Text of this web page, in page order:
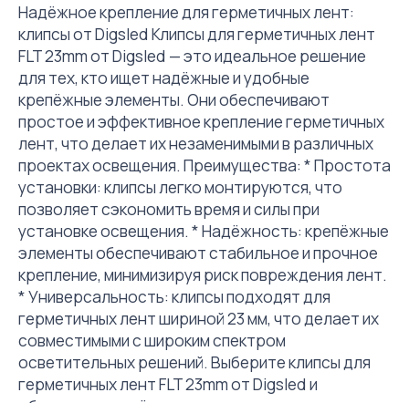
Надёжное крепление для герметичных лент:
клипсы от Digsled Клипсы для герметичных лент
FLT 23mm от Digsled — это идеальное решение
для тех, кто ищет надёжные и удобные
крепёжные элементы. Они обеспечивают
простое и эффективное крепление герметичных
лент, что делает их незаменимыми в различных
проектах освещения. Преимущества: * Простота
установки: клипсы легко монтируются, что
позволяет сэкономить время и силы при
установке освещения. * Надёжность: крепёжные
элементы обеспечивают стабильное и прочное
крепление, минимизируя риск повреждения лент.
* Универсальность: клипсы подходят для
герметичных лент шириной 23 мм, что делает их
совместимыми с широким спектром
осветительных решений. Выберите клипсы для
герметичных лент FLT 23mm от Digsled и